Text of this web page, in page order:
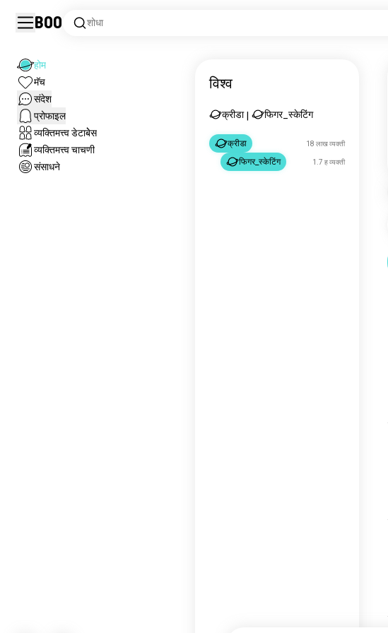
Boo शोधा
होम
मॅच
संदेश
प्रोफाइल
व्यक्तिमत्त्व डेटाबेेस
व्यक्तिमत्त्व चाचणी
संसाधने
विश्व
क्रीडा फिगर_स्केटिंग
क्रीडा 18 लाख व्यक्ती
फिगर_स्केटिंग 1.7 ह व्यक्ती